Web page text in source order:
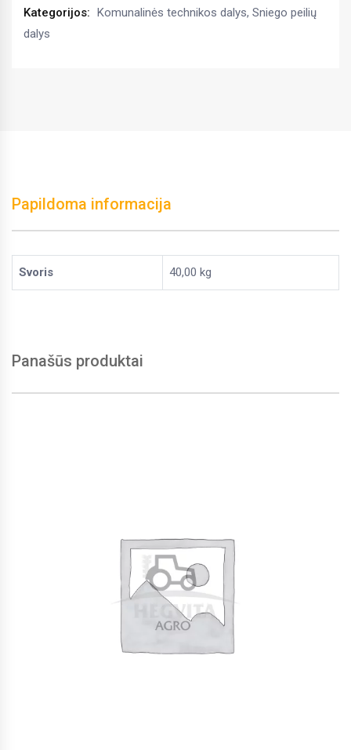
300,
C165.03.KP.00
Kategorijos: Komunalinės technikos dalys, Sniego peilių
dalys
Papildoma informacija
Svoris 40,00 kg
Panašūs produktai